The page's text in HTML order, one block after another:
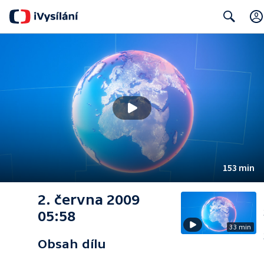
153 min
2. června 2009
05:58
Obsah dílu
33 min